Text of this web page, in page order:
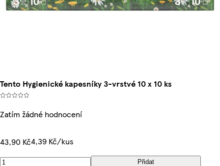
Tento Hygienické kapesníky 3-vrstvé 10 x 10 ks
Zatím žádné hodnocení
43,90 Kč4,39 Kč/kus
Přidat